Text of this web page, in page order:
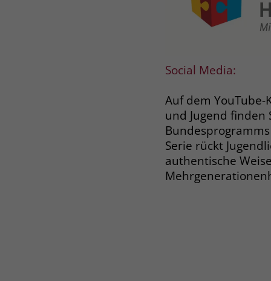
Social Media:
Auf dem
und Jugend finden
Serie rückt
authentische